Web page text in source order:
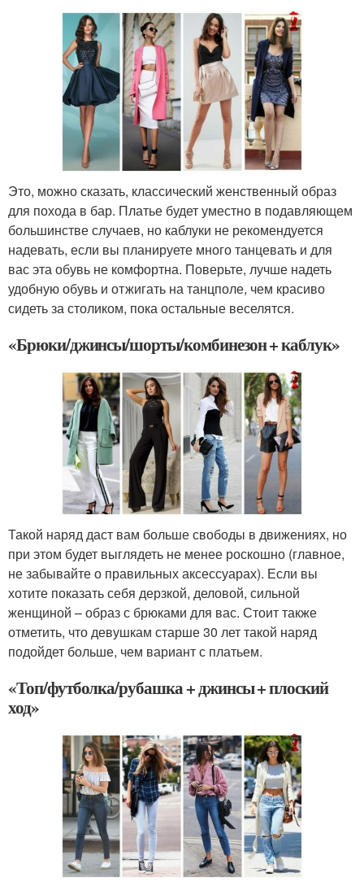
Это, можно сказать, классический женственный образ
для похода в бар. Платье будет уместно в подавляющем
большинстве случаев, но каблуки не рекомендуется
надевать, если вы планируете много танцевать и для
вас эта обувь не комфортна. Поверьте, лучше надеть
удобную обувь и отжигать на танцполе, чем красиво
сидеть за столиком, пока остальные веселятся.
«Брюки/джинсы/шорты/комбинезон + каблук»
Такой наряд даст вам больше свободы в движениях, но
при этом будет выглядеть не менее роскошно (главное,
не забывайте о правильных аксессуарах). Если вы
хотите показать себя дерзкой, деловой, сильной
женщиной – образ с брюками для вас. Стоит также
отметить, что девушкам старше 30 лет такой наряд
подойдет больше, чем вариант с платьем.
«Топ/футболка/рубашка + джинсы + плоский
ход»